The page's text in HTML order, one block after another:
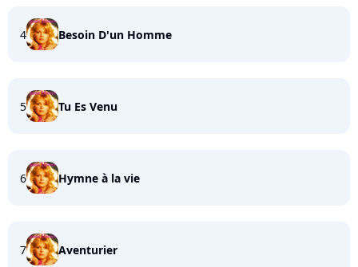
4 Besoin D'un Homme
5 Tu Es Venu
6 Hymne à la vie
7 Aventurier